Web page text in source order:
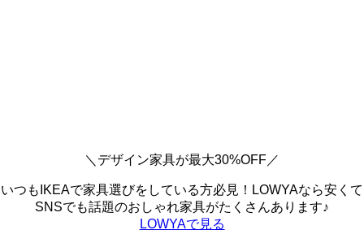
＼デザイン家具が最大30%OFF／
いつもIKEAで家具選びをしている方必見！LOWYAなら安くて
SNSでも話題のおしゃれ家具がたくさんあります♪
LOWYAで見る